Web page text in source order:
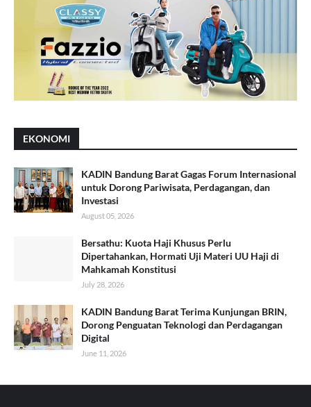
EKONOMI
KADIN Bandung Barat Gagas Forum Internasional
untuk Dorong Pariwisata, Perdagangan, dan
Investasi
August 05, 2026
Bersathu: Kuota Haji Khusus Perlu
Dipertahankan, Hormati Uji Materi UU Haji di
Mahkamah Konstitusi
July 28, 2026
KADIN Bandung Barat Terima Kunjungan BRIN,
Dorong Penguatan Teknologi dan Perdagangan
Digital
June 11, 2026